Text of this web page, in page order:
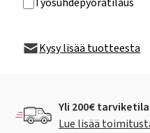
Kysy lisää tuotteesta
Yli 200€
Lue lisää